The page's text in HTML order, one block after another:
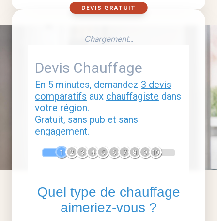
DEVIS GRATUIT
Chargement...
Devis Chauffage
En 5 minutes, demandez 3 devis
comparatifs aux chauffagiste dans
votre région.
Gratuit, sans pub et sans
engagement.
1 2 3 4 5 6 7 8 9 10
Quel type de chauffage
aimeriez-vous ?